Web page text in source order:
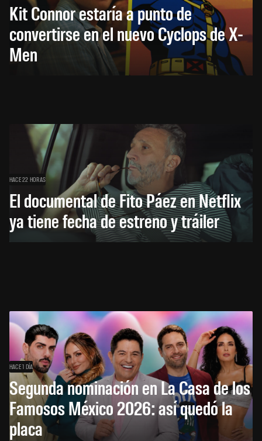
Kit Connor estaría a punto de
convertirse en el nuevo Cyclops de X-
Men
HACE 22 HORAS
El documental de Fito Páez en Netflix
ya tiene fecha de estreno y tráiler
HACE 1 DÍA
Segunda nominación en La Casa de los
Famosos México 2026: así quedó la
placa